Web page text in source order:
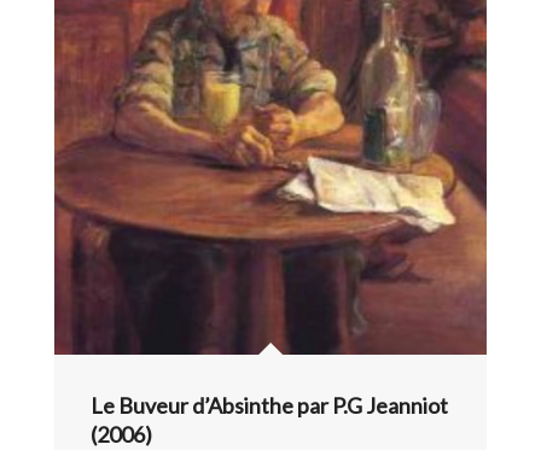
Le Buveur d’Absinthe par P.G Jeanniot
(2006)